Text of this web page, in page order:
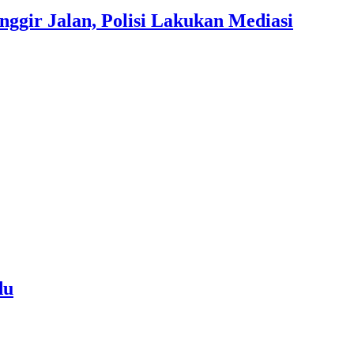
Jalan, Polisi Lakukan Mediasi